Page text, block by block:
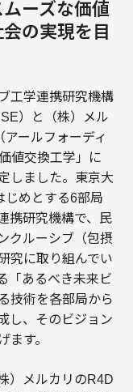
ーズな価値
の実現を目
工学連携研究機構
）と（株）メル
ールフォーディ
値交換工学」に
しました。東京大
じめとする6部局
携研究機構で、民
クルーシブ（包摂
究に取り組んでい
「あるべき未来ビ
技術を各部局から
し、そのビジョン
ます。
）メルカリのR4D